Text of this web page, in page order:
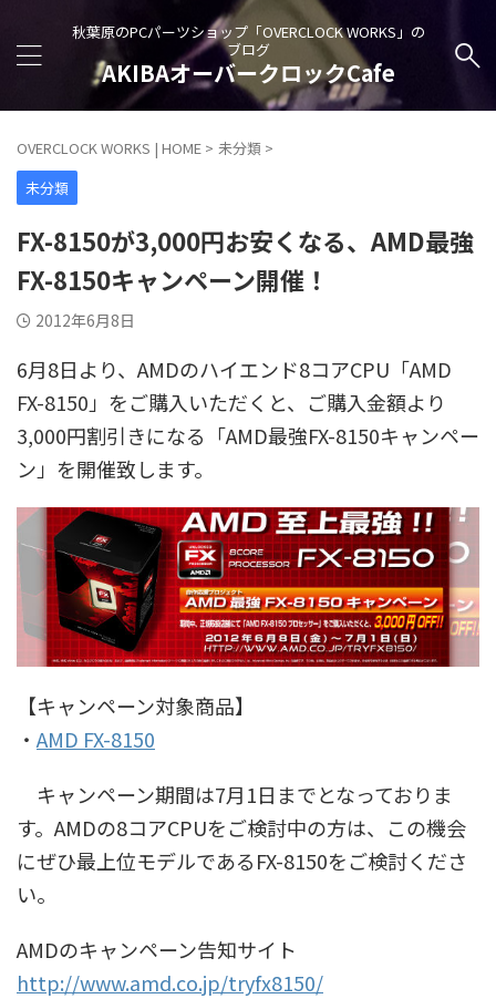
秋葉原のPCパーツショップ「OVERCLOCK WORKS」の
ブログ
AKIBAオーバークロックCafe
OVERCLOCK WORKS | HOME > 未分類 >
未分類
FX-8150が3,000円お安くなる、AMD最強
FX-8150キャンペーン開催！
2012年6月8日
6月8日より、AMDのハイエンド8コアCPU「AMD
FX-8150」をご購入いただくと、ご購入金額より
3,000円割引きになる「AMD最強FX-8150キャンペー
ン」を開催致します。
【キャンペーン対象商品】
・ AMD FX-8150
キャンペーン期間は7月1日までとなっておりま
す。AMDの8コアCPUをご検討中の方は、この機会
にぜひ最上位モデルであるFX-8150をご検討くださ
い。
AMDのキャンペーン告知サイト
http://www.amd.co.jp/tryfx8150/